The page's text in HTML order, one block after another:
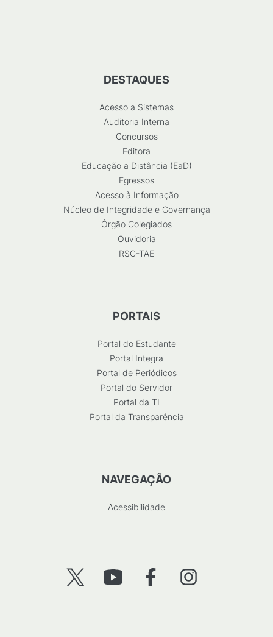
DESTAQUES
Acesso a Sistemas
Auditoria Interna
Concursos
Editora
Educação a Distância (EaD)
Egressos
Acesso à Informação
Núcleo de Integridade e Governança
Órgão Colegiados
Ouvidoria
RSC-TAE
PORTAIS
Portal do Estudante
Portal Integra
Portal de Periódicos
Portal do Servidor
Portal da TI
Portal da Transparência
NAVEGAÇÃO
Acessibilidade